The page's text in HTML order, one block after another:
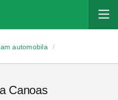
automobila
/
Canoas